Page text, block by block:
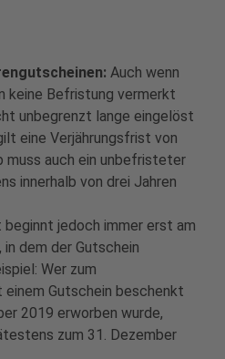
Auch wenn
keine Befristung vermerkt
unbegrenzt lange eingelöst
eine Verjährungsfrist von
muss auch ein unbefristeter
innerhalb von drei Jahren
beginnt jedoch immer erst am
dem der Gutschein
Wer zum
Gutschein beschenkt
2019 erworben wurde,
zum 31. Dezember